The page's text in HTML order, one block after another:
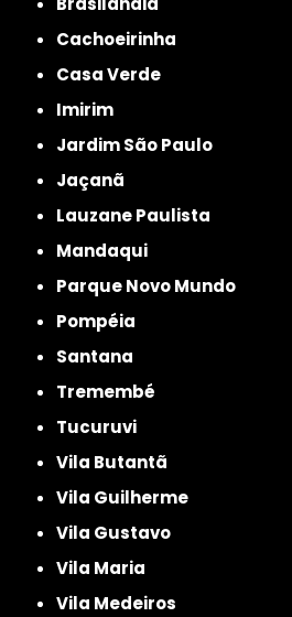
Cachoeirinha
Casa Verde
Imirim
Jardim São Paulo
Jaçanã
Lauzane Paulista
Mandaqui
Parque Novo Mundo
Pompéia
Santana
Tremembé
Tucuruvi
Vila Butantã
Vila Guilherme
Vila Gustavo
Vila Maria
Vila Medeiros